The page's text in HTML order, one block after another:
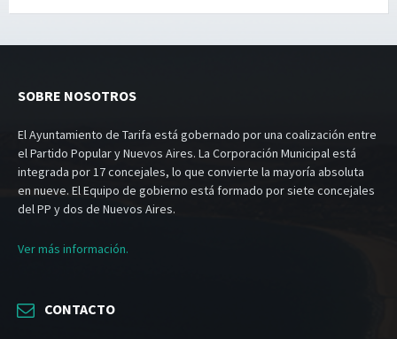
SOBRE NOSOTROS
El Ayuntamiento de Tarifa está gobernado por una coalización entre
el Partido Popular y Nuevos Aires. La Corporación Municipal está
integrada por 17 concejales, lo que convierte la mayoría absoluta
en nueve. El Equipo de gobierno está formado por siete concejales
del PP y dos de Nuevos Aires.
Ver más información.
CONTACTO